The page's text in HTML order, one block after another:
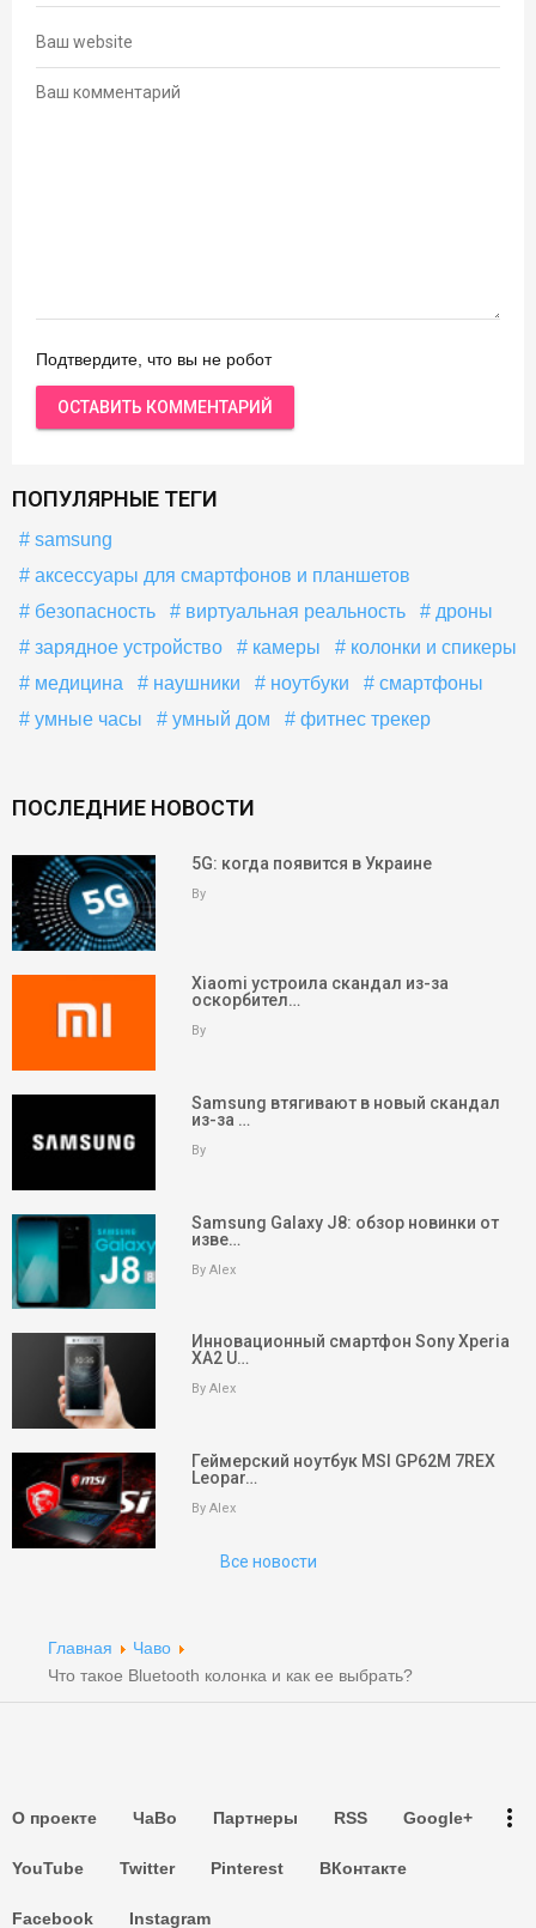
Подтвердите, что вы не робот
ПОПУЛЯРНЫЕ ТЕГИ
samsung
аксессуары для смартфонов и планшетов
безопасность
виртуальная реальность
дроны
зарядное устройство
камеры
колонки и спикеры
медицина
наушники ноутбуки
смартфоны
умные часы
умный дом фитнес трекер
ПОСЛЕДНИЕ НОВОСТИ
5G: когда появится в Украине
By
Xiaomi устроила скандал из-за
оскорбител…
By
Samsung втягивают в новый скандал
из-за …
By
Samsung Galaxy J8: обзор новинки от
изве…
By Alex
Инновационный смартфон Sony Xperia
XA2 U…
By Alex
Геймерский ноутбук MSI GP62M 7REX
Leopar…
By Alex
Все новости
Главная
Чаво
Что такое Bluetooth колонка и как ее выбрать?
О проекте ЧаВо Партнеры RSS Google+
YouTube Twitter Pinterest ВКонтакте
Facebook Instagram
more_vert
На главную
Партнеры
Партнеры
Партнеры